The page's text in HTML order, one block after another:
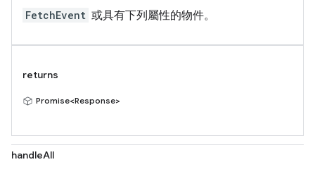
FetchEvent 或具有下列屬性的物件。
returns
Promise<Response>
handleAll